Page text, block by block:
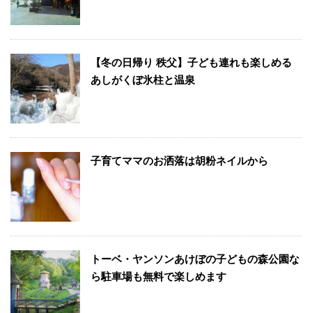
【冬の日帰り 秩父】子ども連れも楽しめる
あしがくぼ氷柱と温泉
子育てママのお洒落は胡粉ネイルから
トーベ・ヤンソンあけぼの子どもの森公園な
ら駐車場も無料で楽しめます